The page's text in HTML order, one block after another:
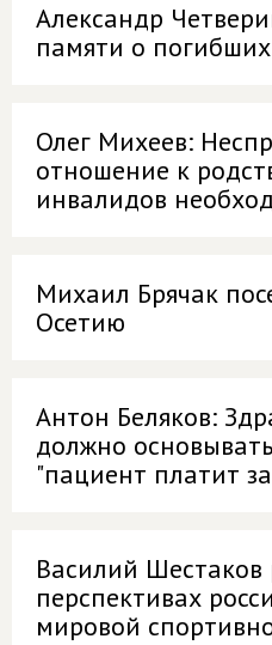
Александр
памяти о
Олег Михеев:
отношение к
инвалидов
Михаил Брячак
Осетию
Антон Беляков:
должно
"пациент платит
Василий Шестаков
перспективах
мировой